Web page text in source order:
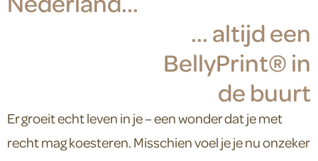
... altijd een
BellyPrint® in
de buurt
Er groeit echt leven in je – een wonder dat je met
recht mag koesteren. Misschien voel je je nu onzeker